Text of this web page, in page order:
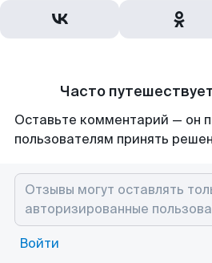
Часто
Оставьте комментарий — он
пользователям принять
Войти